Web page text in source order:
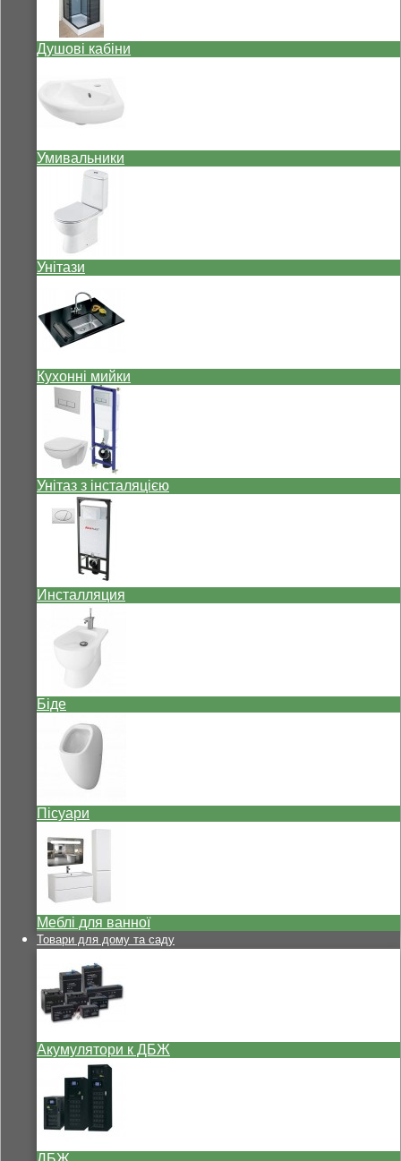
Душові кабіни
Умивальники
Унітази
Кухонні мийки
Унітаз з інсталяцією
Инсталляция
Біде
Пісуари
Меблі для ванної
Товари для дому та саду
Акумулятори к ДБЖ